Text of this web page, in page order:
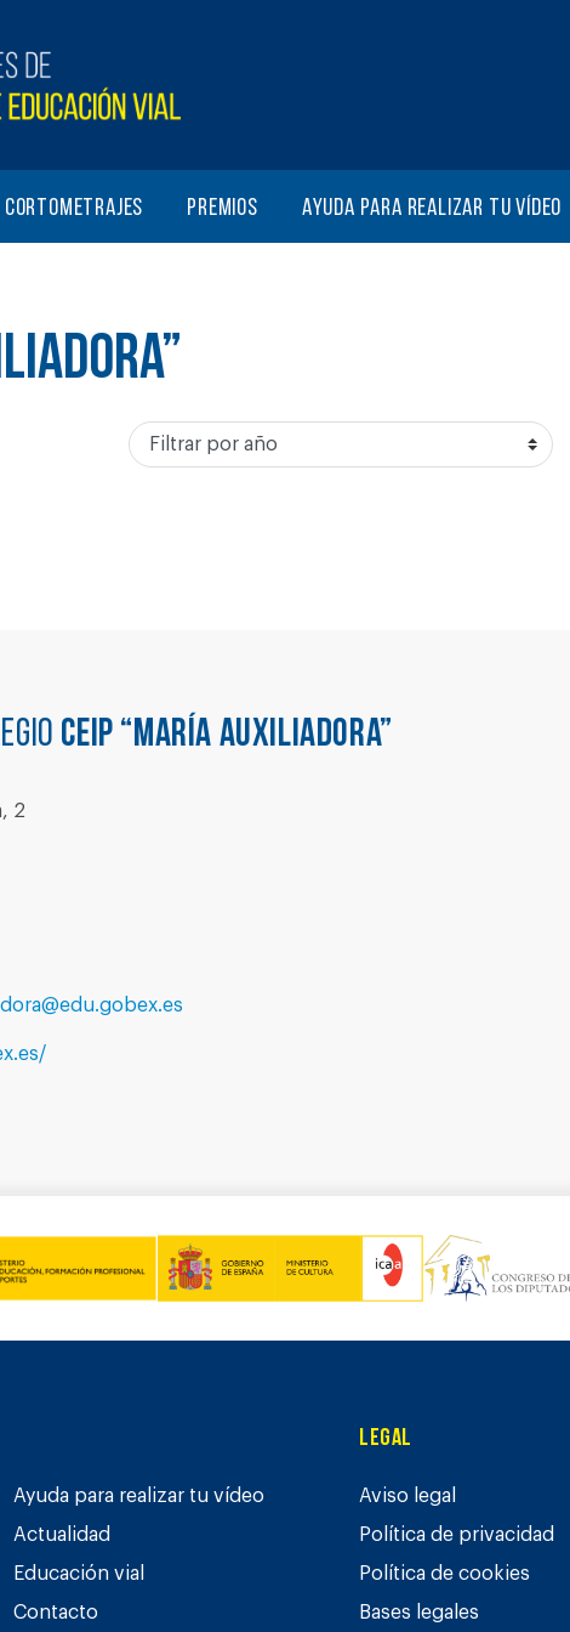
cortometrajes Premios Ayuda para realizar tu vídeo
CEIP “MARÍA AUXILIADORA”
2
Ayuda para realizar tu vídeo
Actualidad
Educación vial
Contacto
Legal
Aviso legal
Política de privacidad
Política de cookies
Bases legales